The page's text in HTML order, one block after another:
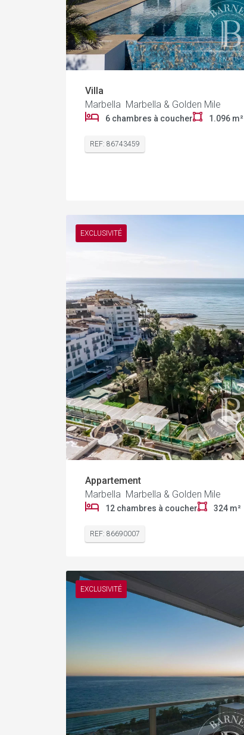
Villa
Marbella Marbella & Golden Mile
6 chambres à coucher 1.096 m²
REF: 86743459
EXCLUSIVITÉ
Appartement
Marbella Marbella & Golden Mile
12 chambres à coucher 324 m²
REF: 86690007
EXCLUSIVITÉ